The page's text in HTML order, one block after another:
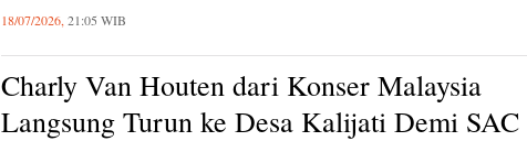
18/07/2026, 21:05 WIB
Charly Van Houten dari Konser Malaysia
Langsung Turun ke Desa Kalijati Demi SAC